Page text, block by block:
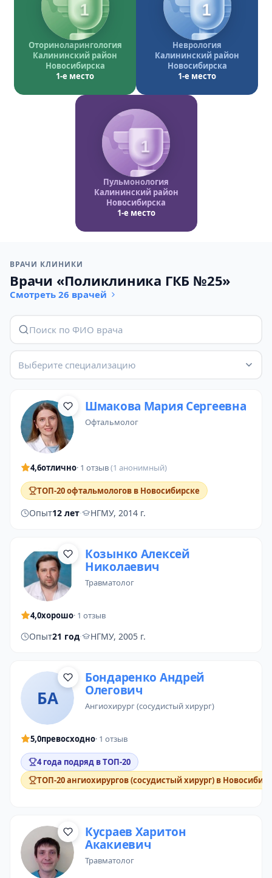
1
Оториноларингология
Калининский район
Новосибирска
1-е место
1
Неврология
Калининский район
Новосибирска
1-е место
1
Пульмонология
Калининский район
Новосибирска
1-е место
ВРАЧИ КЛИНИКИ
Врачи «Поликлиника ГКБ №25»
Смотреть 26 врачей
Выберите специализацию
Шмакова Мария Сергеевна
офтальмолог
4,6отлично· 1 отзыв(1 анонимный)
ТОП-20 офтальмологов в Новосибирске
Опыт12 лет· НГМУ, 2014 г.
Козынко Алексей
Николаевич
травматолог
4,0хорошо· 1 отзыв
Опыт21 год· НГМУ, 2005 г.
БА
Бондаренко Андрей
Олегович
ангиохирург (сосудистый хирург)
5,0превосходно· 1 отзыв
4 года подряд в ТОП-20
ТОП-20 ангиохирургов (сосудистый хирург) в
Кусраев Харитон
Акакиевич
травматолог